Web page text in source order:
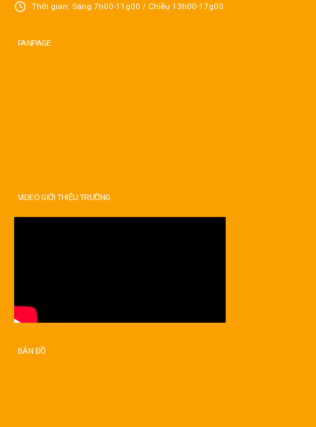
Thời gian: Sáng 7h00-11g00 / Chiều 13h00-17g00
FANPAGE
VIDEO GIỚI THIỆU TRƯỜNG
BẢN ĐỒ